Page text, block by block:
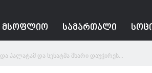
ᲛᲡᲝᲤᲚᲘᲝ ᲡᲐᲛᲐᲠᲗᲐᲚᲘ
პალატამ და სენატმა მხარი დაუჭირეს...